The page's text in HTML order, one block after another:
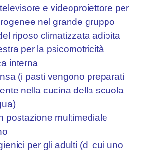
e videoproiettore per
nel grande gruppo
riposo climatizzata adibita
per la psicomotricità
interna
(i pasti vengono preparati
nella cucina della scuola
postazione multimediale
per gli adulti (di cui uno